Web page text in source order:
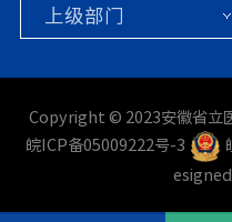
Copyright © 2023安徽省立
皖ICP备05009222号-3